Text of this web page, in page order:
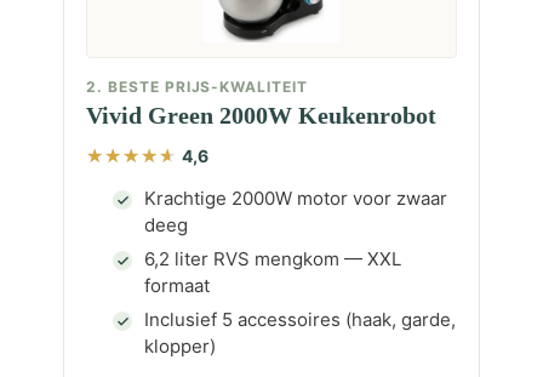
2. BESTE PRIJS-KWALITEIT
Vivid Green 2000W Keukenrobot
4,6
Krachtige 2000W motor voor zwaar
deeg
6,2 liter RVS mengkom — XXL
formaat
Inclusief 5 accessoires (haak, garde,
klopper)